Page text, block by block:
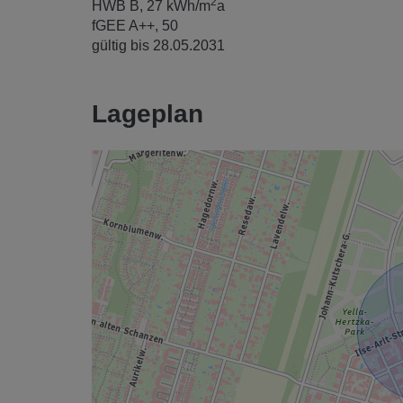
HWB B, 27 kWh/m a
fGEE A++, 50
gültig bis 28.05.2031
Lageplan